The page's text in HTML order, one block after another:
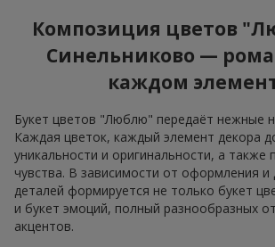
Композиция цветов
Синельниково —
каждом
Букет цветов "Люблю" передаёт нежные
Каждая цветок, каждый элемент декора
уникальности и оригинальности, а также
чувства. В зависимости от оформления и
деталей формируется не только букет
и букет эмоций, полный разнообразных
акцентов.